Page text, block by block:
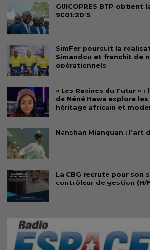
GUICOPRES BTP obtient
9001:2015
SimFer poursuit la
Simandou et franchit de
opérationnels
« Les Racines du Futur » :
de Néné Hawa explore
héritage africain et
Nanshan Mianquan : l’art
La CBG recrute pour son
contrôleur de gestion (H/